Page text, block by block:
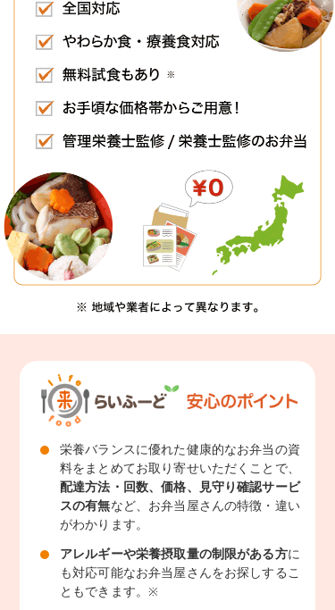
栄養バランスに優れた健康的なお弁当の資
料をまとめてお取り寄せいただくことで、
配達方法・回数、価格、見守り確認サービ
スの有無など、お弁当屋さんの特徴・違い
がわかります。
アレルギーや栄養摂取量の制限がある方に
も対応可能なお弁当屋さんをお探しするこ
ともできます。※